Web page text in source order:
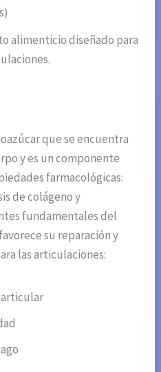
alimenticio diseñado para
que se encuentra
y es un componente
farmacológicas:
de colágeno y
fundamentales del
su reparación y
las articulaciones: